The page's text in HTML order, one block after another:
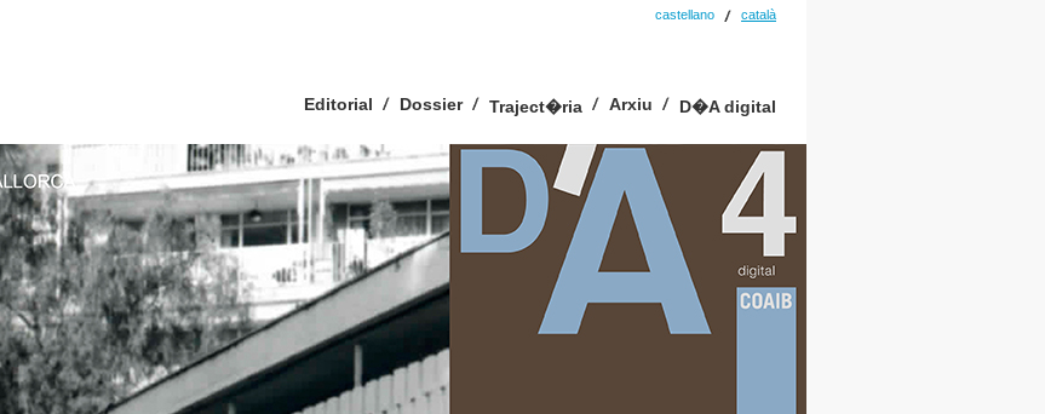
castellano català
Editorial Dossier Traject�ria Arxiu D�A digital